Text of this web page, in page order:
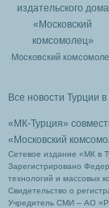
Московский
Все новости Турции
«МК-Турция»
«Московский
Сетевое издание «МК в
Зарегистрировано
технологий и массовых
Свидетельство о
Учредитель СМИ – АО